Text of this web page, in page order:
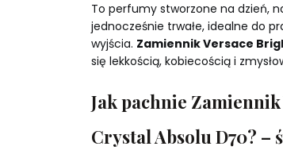
To perfumy stworzone na dzień,
jednocześnie trwałe, idealne do
wyjścia. Zamiennik Versace
się lekkością, kobiecością i
Jak pachnie
Crystal Absolu D70? –